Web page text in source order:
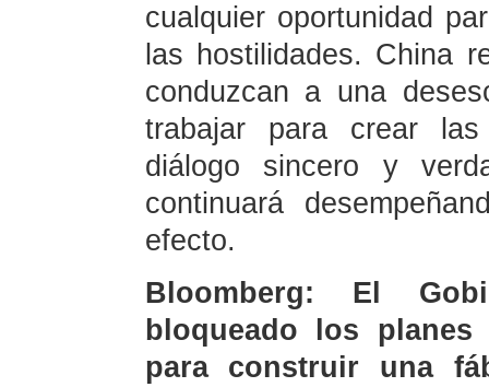
cualquier oportunidad
las hostilidades. China
conduzcan a una
trabajar para crear
diálogo sincero y
continuará
efecto.
Bloomberg: El
bloqueado los
para construir una